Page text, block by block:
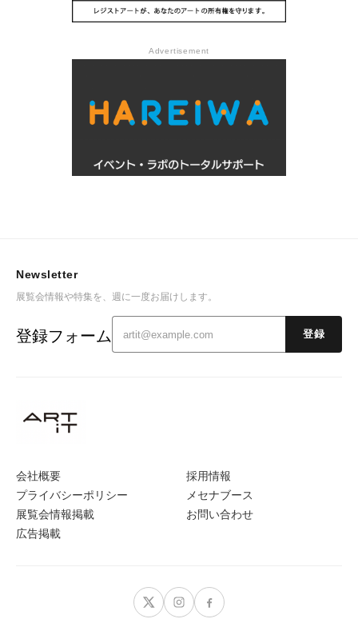
Advertisement
会社概要
プライバシーポリシー
展覧会情報掲載
広告掲載
採用情報
メセナブース
お問い合わせ
Newsletter
展覧会情報や特集を、週に一度お届けします。
登録フォーム 登録